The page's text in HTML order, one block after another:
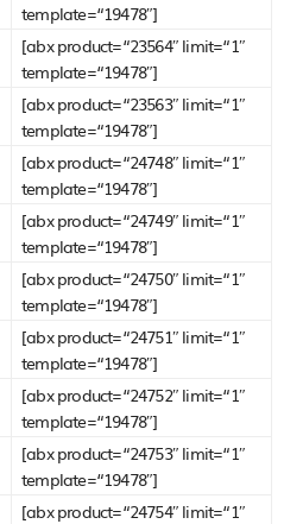
template=“19478″]
[abx product=“23564″ limit=“1″
template=“19478″]
[abx product=“23563″ limit=“1″
template=“19478″]
[abx product=“24748″ limit=“1″
template=“19478″]
[abx product=“24749″ limit=“1″
template=“19478″]
[abx product=“24750″ limit=“1″
template=“19478″]
[abx product=“24751″ limit=“1″
template=“19478″]
[abx product=“24752″ limit=“1″
template=“19478″]
[abx product=“24753″ limit=“1″
template=“19478″]
[abx product=“24754″ limit=“1″